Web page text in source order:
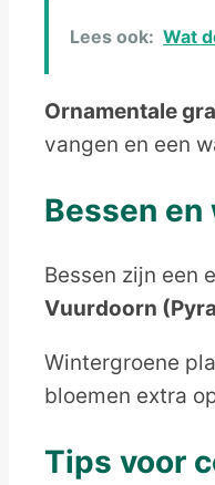
Lees ook: Wat
Ornamentale
vangen en een
Bessen
Bessen zijn een
Vuurdoorn
Wintergroene
bloemen extra
Tips voor